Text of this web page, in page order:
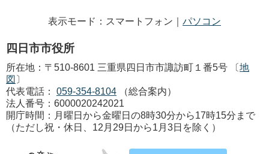
表示モード：スマートフォン｜ パソコン
四日市市役所
所在地：〒510-8601 三重県四日市市諏訪町１番5号 〔地
図 〕
代表電話：
059-354-8104
（総合案内）
法人番号：6000020242021
開庁時間：月曜日から金曜日の8時30分から17時15分まで
（ただし祝・休日、12月29日から1月3日を除く）